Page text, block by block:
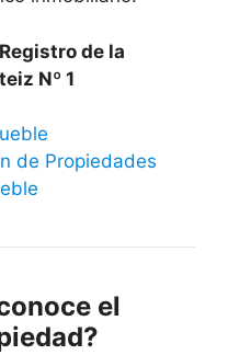
de la
Nº 1
de Propiedades
el